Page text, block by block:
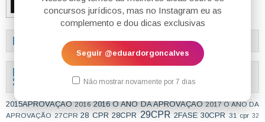
concursos jurídicos, mas no Instagram eu as
complemento e dou dicas exclusivas
Seguir @eduardorgoncalves
Não mostrar novamente por 7 dias
FÓRUM DO BLOG
ENCONTRE TUDO O QUE PROCURA AQUI (TEMÁRIO/SUMÁRIO DO
SITE)
2015APROVAÇÃO 2016 2016 O ANO DA APROVAÇÃO 2017 O ANO DA
APROVAÇÃO 27CPR 28 CPR 28CPR 29CPR 2FASE 30CPR 31 cpr 32